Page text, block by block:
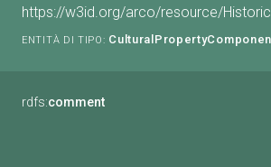
https://w3id.org/arco/resource/
ENTITÀ DI TIPO:
rdfs:comment